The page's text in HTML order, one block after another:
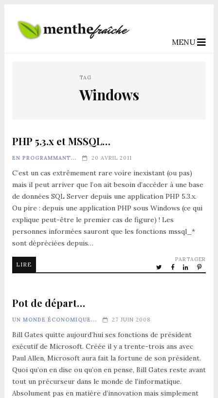
MENU
TAG
Windows
PHP 5.3.x et MSSQL…
EN PROGRAMMANT... 20 AVRIL 2011
C’est un cas extrêmement rare voire inexistant (ou pas)
mais il peut arriver que l’on ait besoin d’accéder à une base
de données SQL Server depuis une application PHP 5.3.x.
Ou pire : depuis une application PHP sous Windows (ce qui
explique peut-être le premier cas de figure) ! Les
personnes informées sauront que les fonctions mssql_*
sont dépréciées depuis…
LIRE
PARTAGER
Pot de départ…
UN MONDE ÉCONOMIQUE... 27 JUIN 2008
Bill Gates quitte aujourd’hui ses fonctions de président
exécutif de Microsoft. Créée il y a trente-trois ans avec
Paul Allen, Microsoft aura fait la fortune de son président.
Quoi qu’on en dise ou qu’on en pense, Bill Gates reste avant
tout un précurseur dans le monde de l’informatique.
Absolument pas en matière d’innovation mais simplement